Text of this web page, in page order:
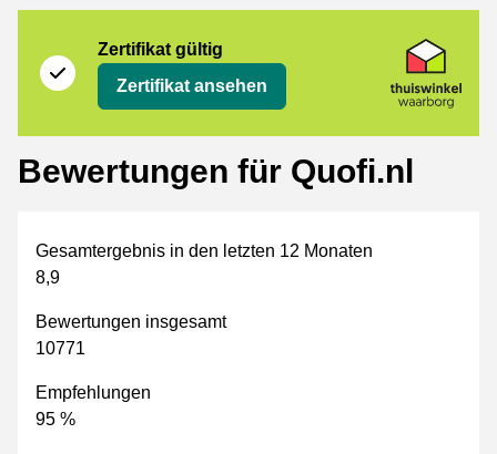
Zertifikat gültig
Zertifikat ansehen
Bewertungen für Quofi.nl
Gesamtergebnis in den letzten 12 Monaten
8,9
Bewertungen insgesamt
10771
Empfehlungen
95 %